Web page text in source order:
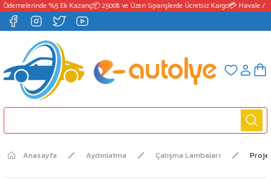
%5 Ek Kazanç📦 2500₺ ve Üzeri Siparişlerde Ücretsiz Kargo💳 Havale /
Anasayfa Aydınlatma Çalışma Lambaları